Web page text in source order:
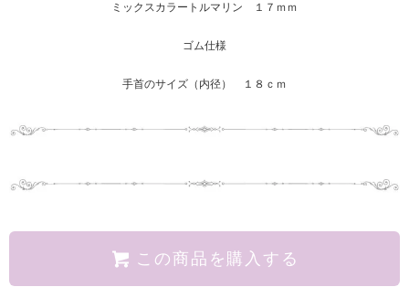
ミックスカラートルマリン １７ｍｍ
ゴム仕様
手首のサイズ（内径） １８ｃｍ
この商品を購入する